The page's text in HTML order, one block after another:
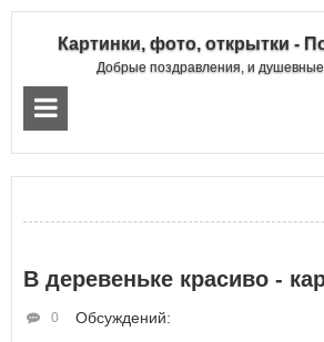
Картинки, фото, открытки -
Добрые поздравления, и
В деревеньке красиво -
Обсуждений:
0